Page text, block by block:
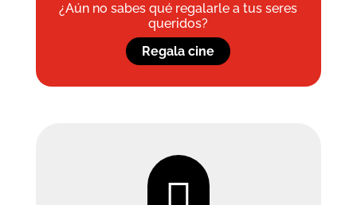
¿Aún no sabes qué regalarle a tus seres
queridos?
Regala cine